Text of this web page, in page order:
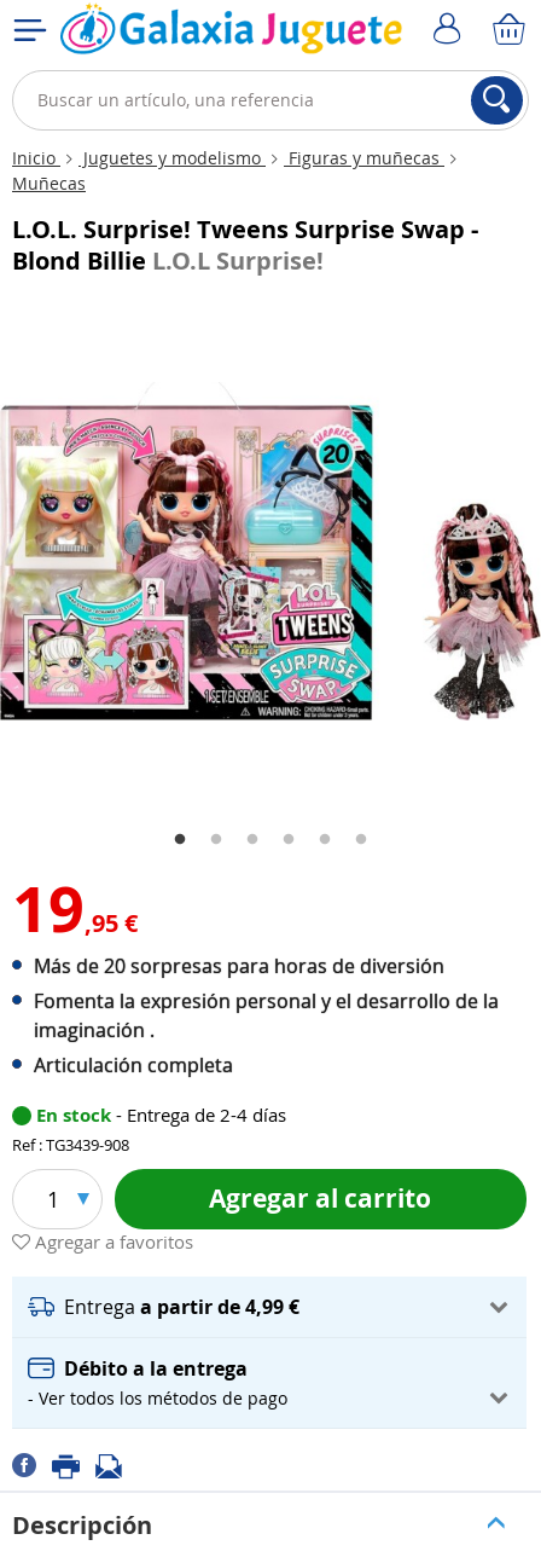
Inicio Juguetes y modelismo
Figuras y muñecas
Muñecas
L.O.L. Surprise! Tweens Surprise Swap -
Blond Billie L.O.L Surprise!
19,95 €
Más de 20 sorpresas para horas de diversión
Fomenta la expresión personal y el desarrollo de la
imaginación .
Articulación completa
En stock - Entrega de 2-4 días
Ref : TG3439-908
1 Agregar al carrito
Agregar a favoritos
Entrega a partir de 4,99 €
Débito a la entrega
- Ver todos los métodos de pago
Descripción